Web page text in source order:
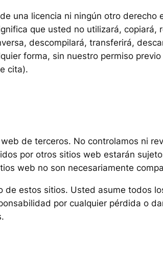
una licencia ni ningún otro
que usted no utilizará,
descompilará, transferirá,
forma, sin nuestro permiso
cita).
de terceros. No controlamos ni
por otros sitios web estarán
web no son necesariamente
estos sitios. Usted asume todos
por cualquier pérdida o